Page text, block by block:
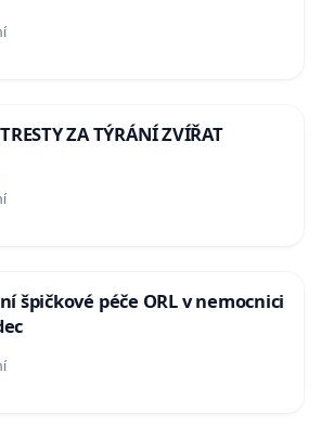
ZA TÝRÁNÍ ZVÍŘAT
špičkové péče ORL v nemocnici